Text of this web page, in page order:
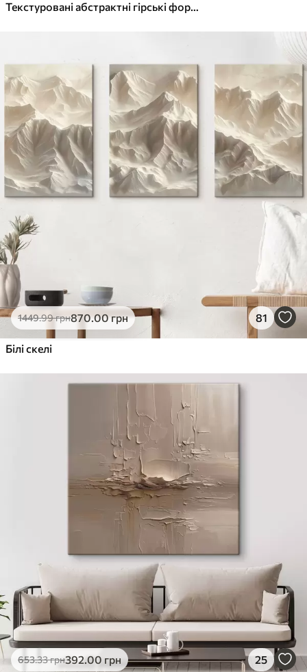
Текстуровані абстрактні гірські форми у світлих тонах
1449.99грн870.00грн 81
Білі скелі
653.33грн392.00 грн 25